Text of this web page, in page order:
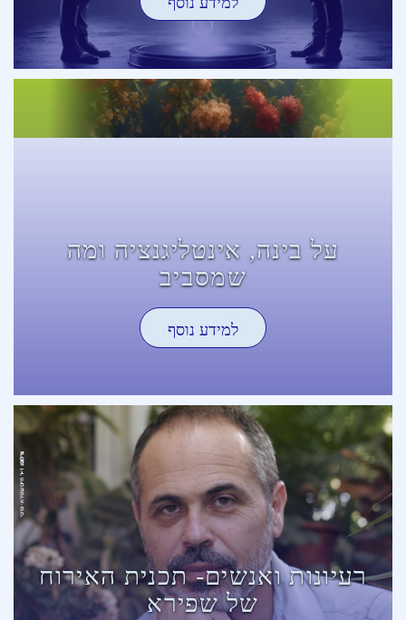
על בינה, אינטליגנציה ומה
שמסביב
למידע נוסף
רעיונות ואנשים- תכנית האירוח
של שפירא